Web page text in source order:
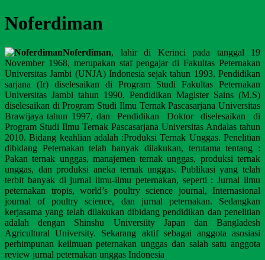
Noferdiman
Noferdiman, lahir di Kerinci pada tanggal 19
November 1968, merupakan staf pengajar di Fakultas Peternakan
Universitas Jambi (UNJA) Indonesia sejak tahun 1993. Pendidikan
sarjana (Ir) diselesaikan di Program Studi Fakultas Peternakan
Universitas Jambi tahun 1990, Pendidikan Magister Sains (M.S)
diselesaikan di Program Studi Ilmu Ternak Pascasarjana Universitas
Brawijaya tahun 1997, dan Pendidikan Doktor diselesaikan di
Program Studi Ilmu Ternak Pascasarjana Universitas Andalas tahun
2010. Bidang keahlian adalah :Produksi Ternak Unggas. Penelitian
dibidang Peternakan telah banyak dilakukan, terutama tentang :
Pakan ternak unggas, manajemen ternak unggas, produksi ternak
unggas, dan produksi aneka ternak unggas. Publikasi yang telah
terbit banyak di jurnal ilmu-ilmu peternakan, seperti : Jurnal ilmu
peternakan tropis, world’s poultry science journal, Internasional
journal of poultry science, dan jurnal peternakan. Sedangkan
kerjasama yang telah dilakukan dibidang pendidikan dan penelitian
adalah dengan Shinshu Universiity Japan dan Bangladesh
Agricultural University. Sekarang aktif sebagai anggota asosiasi
perhimpunan keilmuan peternakan unggas dan salah satu anggota
review jurnal peternakan unggas Indonesia